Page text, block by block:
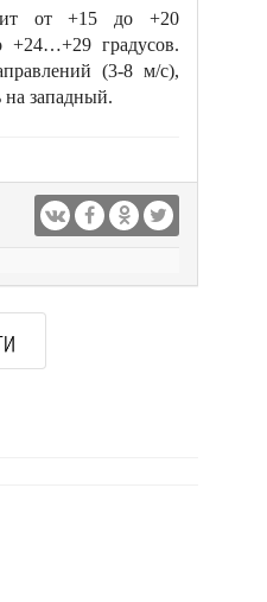
от +15 до +20
+24…+29 градусов.
(3-8 м/с),
западный.